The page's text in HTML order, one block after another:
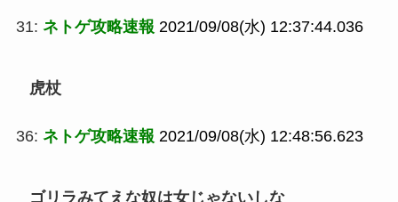
31: ネトゲ攻略速報 2021/09/08(水) 12:37:44.036
虎杖
36: ネトゲ攻略速報 2021/09/08(水) 12:48:56.623
ゴリラみてえな奴は女じゃないしな